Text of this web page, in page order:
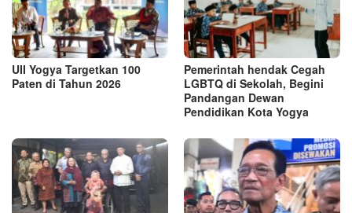
UII Yogya Targetkan 100
Paten di Tahun 2026
Pemerintah hendak Cegah
LGBTQ di Sekolah, Begini
Pandangan Dewan
Pendidikan Kota Yogya